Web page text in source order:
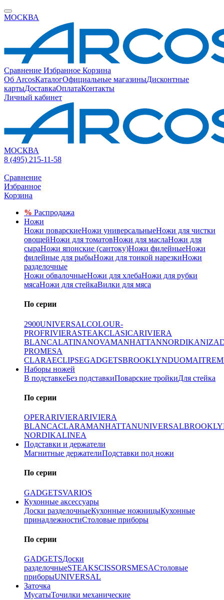
МОСКВА
Сравнение Избранное Корзина
Об ArcosКаталогОфициальные магазиныДисконтные
картыДоставкаОплатаКонтакты
Личный кабинет
МОСКВА
8 (495) 215-11-58
Сравнение
Избранное
Корзина
% Распродажа
Ножи
Ножи поварскиеНожи универсальныеНожи для чистки
овощейНожи для томатовНожи для маслаНожи для
сыраНожи японские (сантоку)Ножи филейныеНожи
филейные для рыбыНожи для тонкой нарезкиНожи
разделочные
Ножи обвалочныеНожи для хлебаНожи для рубки
мясаНожи для стейкаВилки для мяса
По серии
2900UNIVERSALCOLOUR-
PROFRIVIERASTEAKCLASICARIVIERA
BLANCALATINANOVAMANHATTANNORDIKANIZA
PROMESA
CLARAECLIPSEGADGETSBROOKLYNDUOMAITRE
Наборы ножей
В подставкеБез подставкиПоварские тройкиДля стейка
По серии
OPERARIVIERARIVIERA
BLANCACLARAMANHATTANUNIVERSAL
NORDIKALINEA
Подставки и держатели
Магнитные держателиПодставки под ножи
По серии
GADGETSVARIOS
Кухонные аксессуары
Доски разделочныеКухонные ножницыКухонные
принадлежностиСтоловые приборы
По серии
GADGETSДоски
разделочныеSTEAKSCISSORSMESAСтоловые
приборыUNIVERSAL
Заточка
МусатыТочилки механические